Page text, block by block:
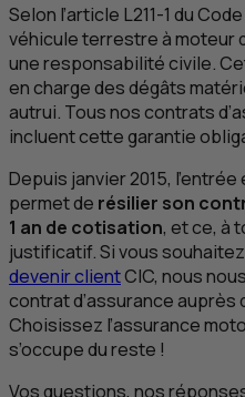
Selon l’article L211-1 du
véhicule terrestre à moteur
une responsabilité civile.
en charge des dégâts
autrui. Tous nos contrats
incluent cette garantie
Depuis janvier 2015,
permet de résilier son
1 an de cotisation, et ce, à
justificatif. Si vous
devenir clientCIC, nous
contrat d’assurance auprès
Choisissez l’assurance
s’occupe du reste !
Vos questions, nos